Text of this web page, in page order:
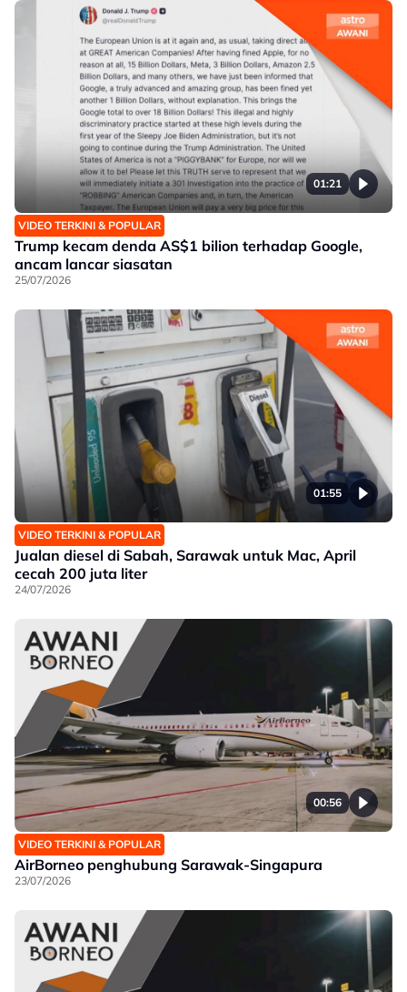
01:21
VIDEO TERKINI & POPULAR
Trump kecam denda AS$1 bilion terhadap Google,
ancam lancar siasatan
25/07/2026
01:55
VIDEO TERKINI & POPULAR
Jualan diesel di Sabah, Sarawak untuk Mac, April
cecah 200 juta liter
24/07/2026
00:56
VIDEO TERKINI & POPULAR
AirBorneo penghubung Sarawak-Singapura
23/07/2026